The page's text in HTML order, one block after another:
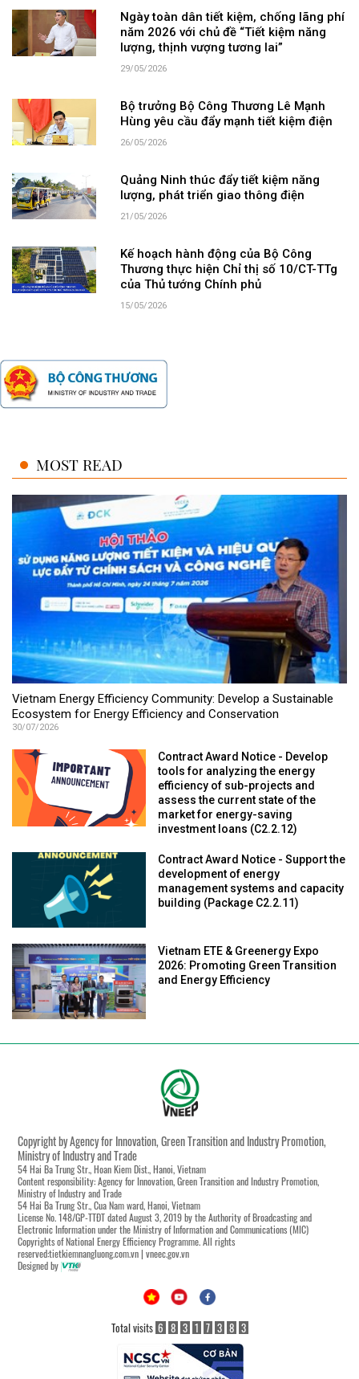
Ngày toàn dân tiết kiệm, chống lãng phí
năm 2026 với chủ đề “Tiết kiệm năng
lượng, thịnh vượng tương lai”
29/05/2026
Bộ trưởng Bộ Công Thương Lê Mạnh
Hùng yêu cầu đẩy mạnh tiết kiệm điện
26/05/2026
Quảng Ninh thúc đẩy tiết kiệm năng
lượng, phát triển giao thông điện
21/05/2026
Kế hoạch hành động của Bộ Công
Thương thực hiện Chỉ thị số 10/CT-TTg
của Thủ tướng Chính phủ
15/05/2026
MOST READ
Vietnam Energy Efficiency Community: Develop a Sustainable
Ecosystem for Energy Efficiency and Conservation
30/07/2026
Contract Award Notice - Develop
tools for analyzing the energy
efficiency of sub-projects and
assess the current state of the
market for energy-saving
investment loans (C2.2.12)
Contract Award Notice - Support the
development of energy
management systems and capacity
building (Package C2.2.11)
Vietnam ETE & Greenergy Expo
2026: Promoting Green Transition
and Energy Efficiency
Copyright by Agency for Innovation, Green Transition and Industry Promotion,
Ministry of Industry and Trade
54 Hai Ba Trung Str., Hoan Kiem Dist., Hanoi, Vietnam
Content responsibility: Agency for Innovation, Green Transition and Industry Promotion,
Ministry of Industry and Trade
54 Hai Ba Trung Str., Cua Nam ward, Hanoi, Vietnam
License No. 148/GP-TTĐT dated August 3, 2019 by the Authority of Broadcasting and
Electronic Information under the Ministry of Information and Communications (MIC)
Copyrights of National Energy Efficiency Programme. All rights
reserved:tietkiemnangluong.com.vn | vneec.gov.vn
Designed by
Total visits 6 8 3 1 7 3 8 3